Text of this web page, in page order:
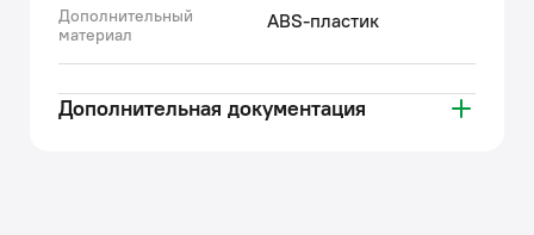
Дополнительный
материал
ABS-пластик
Дополнительная документация